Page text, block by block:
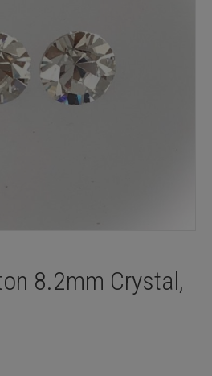
8.2mm Crystal,